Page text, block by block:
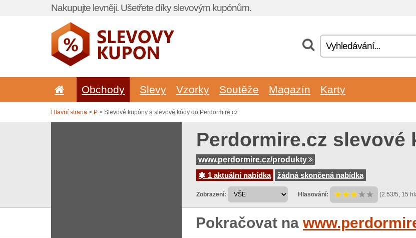
Nakupujte levněji. Ušetřete díky slevovým kupónům.
Obchody Slevy Vzorky Soutěže Magazín Karty
Hlavní strana > P > Slevové kupóny a slevové kódy do Perdormire.cz
Perdormire.cz slevové
www.perdormire.cz/produkty
1 aktuální nabídka
žádná skončená nabídka
Zobrazení: Hlasování: (2.53/5, 15
Pokračovat na